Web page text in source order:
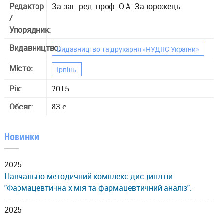
Редактор
/
Упорядник:
За заг. ред. проф. О.А. Запорожець
Видавництво:Видавництво та друкарня «НУДПС України»
Місто: Ірпінь
Рік:
2015
Обсяг:
83 с
Новинки
2025
Навчально-методичний комплекс дисципліни
"Фармацевтична хімія та фармацевтичний аналіз".
2025